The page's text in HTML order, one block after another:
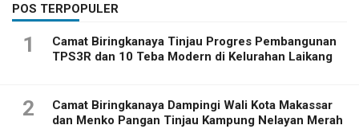
POS TERPOPULER
1
Camat Biringkanaya Tinjau Progres Pembangunan
TPS3R dan 10 Teba Modern di Kelurahan Laikang
2
Camat Biringkanaya Dampingi Wali Kota Makassar
dan Menko Pangan Tinjau Kampung Nelayan Merah